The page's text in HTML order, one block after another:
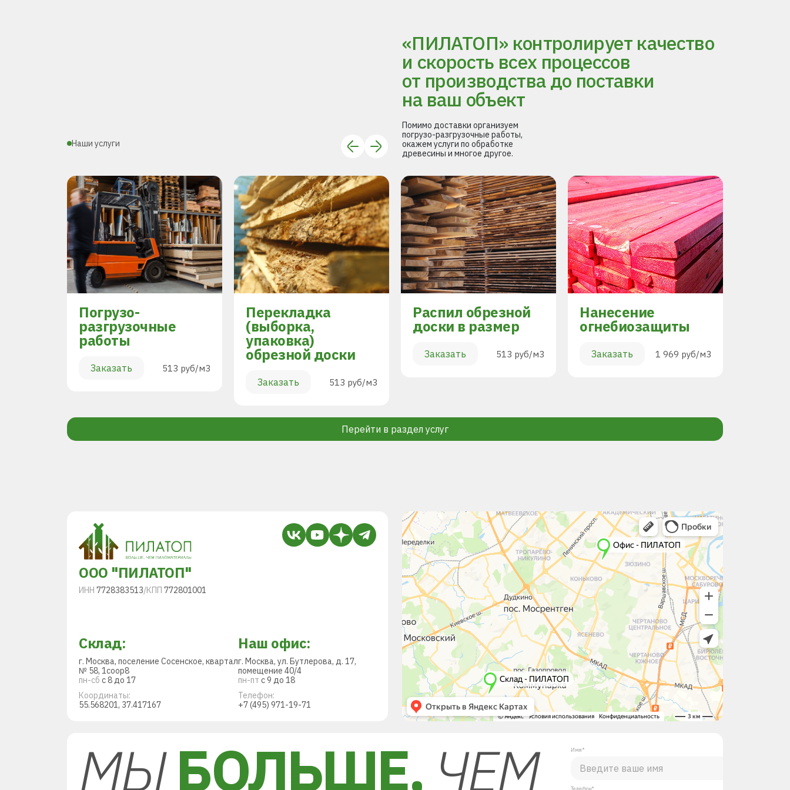
Наши услуги
«ПИЛАТОП» контролирует качество
и скорость всех процессов
от производства до поставки
на ваш объект
Помимо доставки организуем
погрузо-разгрузочные работы,
окажем услуги по обработке
древесины и многое другое.
Погрузо-
разгрузочные
работы
Заказать 513 руб/м3
Перекладка
(выборка,
упаковка)
обрезной доски
Заказать 513 руб/м3
Распил обрезной
доски в размер
Заказать 513 руб/м3
Нанесение
огнебиозащиты
Заказать 1 969 руб/м3
Перейти в раздел услуг
ООО "ПИЛАТОП"
ИНН 7728383513/КПП 772801001
Склад:
г. Москва, поселение Сосенское, квартал
№ 58, 1соор8
пн-сб с 8 до 17
Координаты:
55.568201, 37.417167
Наш офис:
г. Москва, ул. Бутлерова, д. 17,
помещение 40/4
пн-пт с 9 до 18
Телефон:
+7 (495) 971-19-71
МЫБОЛЬШЕ, ЧЕМ Имя*
Телефон*